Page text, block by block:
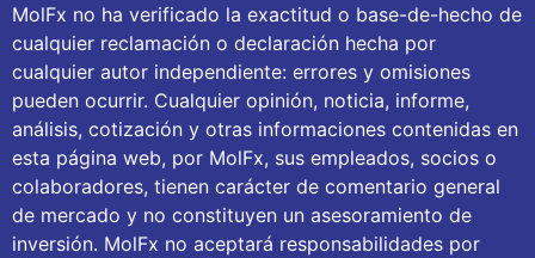
MolFx no ha verificado la exactitud o base-de-hecho de
cualquier reclamación o declaración hecha por
cualquier autor independiente: errores y omisiones
pueden ocurrir. Cualquier opinión, noticia, informe,
análisis, cotización y otras informaciones contenidas en
esta página web, por MolFx, sus empleados, socios o
colaboradores, tienen carácter de comentario general
de mercado y no constituyen un asesoramiento de
inversión. MolFx no aceptará responsabilidades por